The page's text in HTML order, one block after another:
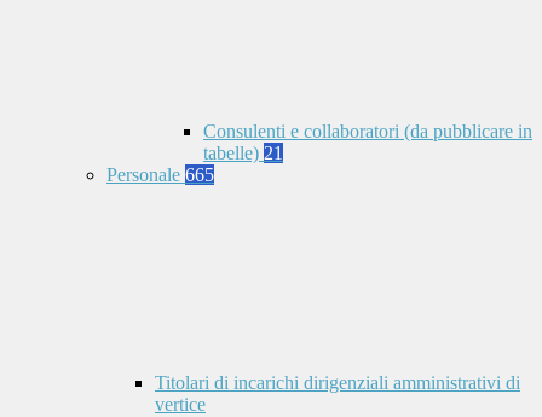
Consulenti e collaboratori (da pubblicare in
tabelle) 21
Personale 665
Titolari di incarichi dirigenziali amministrativi di
vertice